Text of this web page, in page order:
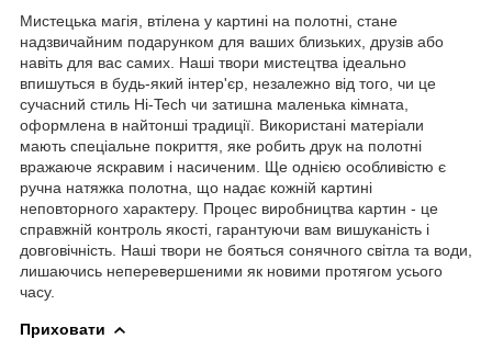
Мистецька магія, втілена у картині на полотні, стане
надзвичайним подарунком для ваших близьких, друзів або
навіть для вас самих. Наші твори мистецтва ідеально
впишуться в будь-який інтер'єр, незалежно від того, чи це
сучасний стиль Hi-Tech чи затишна маленька кімната,
оформлена в найтонші традиції. Використані матеріали
мають спеціальне покриття, яке робить друк на полотні
вражаюче яскравим і насиченим. Ще однією особливістю є
ручна натяжка полотна, що надає кожній картині
неповторного характеру. Процес виробництва картин - це
справжній контроль якості, гарантуючи вам вишуканість і
довговічність. Наші твори не бояться сонячного світла та води,
лишаючись неперевершеними як новими протягом усього
часу.
Приховати